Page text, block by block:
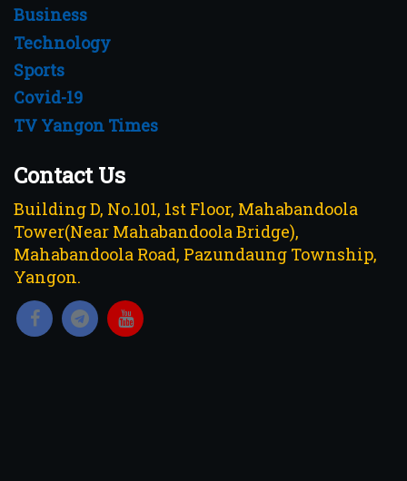
Business
Technology
Sports
Covid-19
TV Yangon Times
Contact Us
Building D, No.101, 1st Floor, Mahabandoola
Tower(Near Mahabandoola Bridge),
Mahabandoola Road, Pazundaung Township,
Yangon.